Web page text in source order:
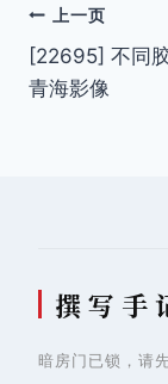
文
章
上一页
[22695] 不同
青海影像
撰 写 手
暗房门已锁，请